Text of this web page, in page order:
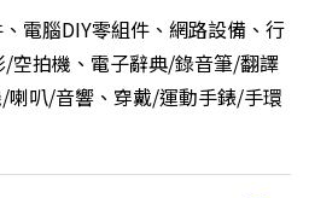
電腦DIY零組件、網路設備、行
空拍機、電子辭典/錄音筆/翻譯
喇叭/音響、穿戴/運動手錶/手環